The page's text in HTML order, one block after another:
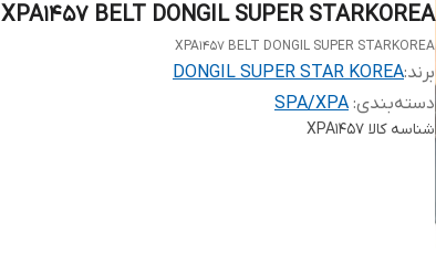
XPA1457 BELT DONGIL SUPER STARKOREA
XPA1457 BELT DONGIL SUPER STARKOREA
برند:DONGIL SUPER STAR KOREA
دسته‌بندی:
SPA/XPA
شناسه کالا XPA1457